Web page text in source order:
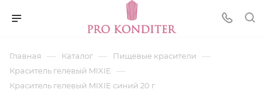
Главная — Каталог — Пищевые красители —
Краситель гелевый MIXIE —
Краситель гелевый MIXIE синий 20 г